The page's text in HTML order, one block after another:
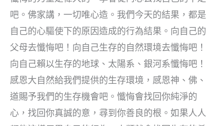
吧。佛家講，一切唯心造。我們今天的結果，都是
自己的心驅使下的原因造成的行為結果。向自己的
父母去懺悔吧！向自己生存的自然環境去懺悔吧！
向自己賴以生存的地球、太陽系、銀河系懺悔吧！
感恩大自然給我們提供的生存環境，感恩神、佛、
道賜予我們的生存機會吧。懺悔會找回你純淨的
心，找回你真誠的意，尋到你善良的根。如果人人